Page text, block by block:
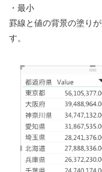
・最小
罫線と値の背景の塗り
す。